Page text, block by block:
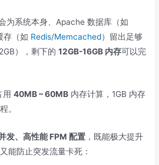
为系统本身、Apache 数据库（如
存（如 Redis/Memcached）留出足够
），剩下的12GB-16GB 内存可以完
用40MB – 60MB 内存计算，1GB 内存
。
发、高性能 FPM 配置 ，既能极大提升
能防止突发流量卡死：